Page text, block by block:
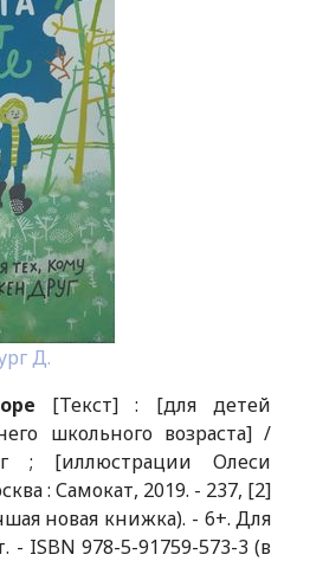
Д.
[Текст] : [для детей
школьного возраста] /
; [иллюстрации Олеси
: Самокат, 2019. - 237, [2]
новая книжка). - 6+. Для
- ISBN 978-5-91759-573-3 (в